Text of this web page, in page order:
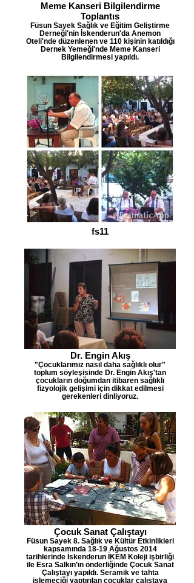
Meme Kanseri Bilgilendirme
Toplantıs
Füsun Sayek Sağlık ve Eğitim Geliştirme
Derneği'nin İskenderun'da Anemon
Oteli'nde düzenlenen ve 110 kişinin katıldığı
Dernek Yemeği'nde Meme Kanseri
Bilgilendirmesi yapıldı.
fs11
Dr. Engin Akış
"Çocuklarımız nasıl daha sağlıklı olur"
toplum söyleşisinde Dr. Engin Akış'tan
çocukların doğumdan itibaren sağlıklı
fizyolojik gelişimi için dikkat edilmesi
gerekenleri dinliyoruz.
Çocuk Sanat Çalıştayı
Füsun Sayek 8. Sağlık ve Kültür Etkinlikleri
kapsamında 18-19 Ağustos 2014
tarihlerinde İskenderun İKEM Koleji işbirliği
ile Esra Salkın’ın önderliğinde Çocuk Sanat
Çalıştayı yapıldı. Seramik ve tahta
işlemeciği yaptırılan çocuklar çalıştaya